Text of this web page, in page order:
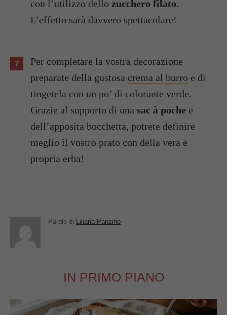
con l’utilizzo dello zucchero filato.
L’effetto sarà davvero spettacolare!
Per completare la vostra decorazione
preparate della gustosa crema al burro e di
tingetela con un po’ di colorante verde.
Grazie al supporto di una sac à poche e
dell’apposita bocchetta, potrete definire
meglio il vostro prato con della vera e
propria erba!
Parole di Liliana Panzino
IN PRIMO PIANO